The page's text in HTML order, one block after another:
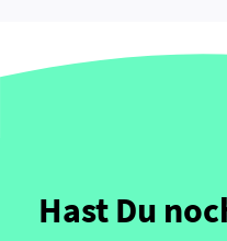
Hast Du